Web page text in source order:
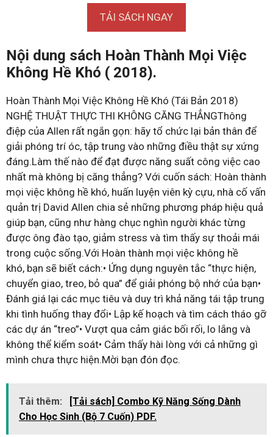
TẢI SÁCH NGAY
Nội dung sách Hoàn Thành Mọi Việc
Không Hề Khó ( 2018).
Hoàn Thành Mọi Việc Không Hề Khó (Tái Bản 2018)
NGHỆ THUẬT THỰC THI KHÔNG CĂNG THẲNGThông
điệp của Allen rất ngắn gọn: hãy tổ chức lại bản thân để
giải phóng trí óc, tập trung vào những điều thật sự xứng
đáng.Làm thế nào để đạt được năng suất công việc cao
nhất mà không bị căng thẳng? Với cuốn sách: Hoàn thành
mọi việc không hề khó, huấn luyện viên kỳ cựu, nhà cố vấn
quản trị David Allen chia sẻ những phương pháp hiệu quả
giúp bạn, cũng như hàng chục nghìn người khác từng
được ông đào tạo, giảm stress và tìm thấy sự thoải mái
trong cuộc sống.Với Hoàn thành mọi việc không hề
khó, bạn sẽ biết cách:• Ứng dụng nguyên tắc “thực hiện,
chuyển giao, treo, bỏ qua” để giải phóng bộ nhớ của bạn•
Đánh giá lại các mục tiêu và duy trì khả năng tái tập trung
khi tình huống thay đổi• Lập kế hoạch và tìm cách tháo gỡ
các dự án “treo”• Vượt qua cảm giác bối rối, lo lắng và
không thể kiểm soát• Cảm thấy hài lòng với cả những gì
mình chưa thực hiện.Mời bạn đón đọc.
Tải thêm:
[Tải sách] Combo Kỹ Năng Sống Dành
Cho Học Sinh (Bộ 7 Cuốn) PDF.